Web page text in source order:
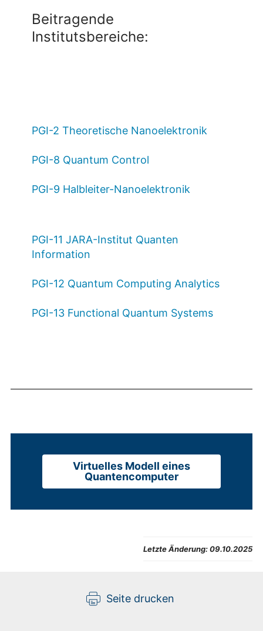
Beitragende
Institutsbereiche:
PGI-2 Theoretische Nanoelektronik
PGI-8 Quantum Control
PGI-9 Halbleiter-Nanoelektronik
PGI-11 JARA-Institut Quanten
Information
PGI-12 Quantum Computing Analytics
PGI-13 Functional Quantum Systems
Virtuelles Modell eines
Quantencomputer
Letzte Änderung:09.10.2025
Seite drucken